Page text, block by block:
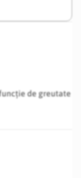
de greutate